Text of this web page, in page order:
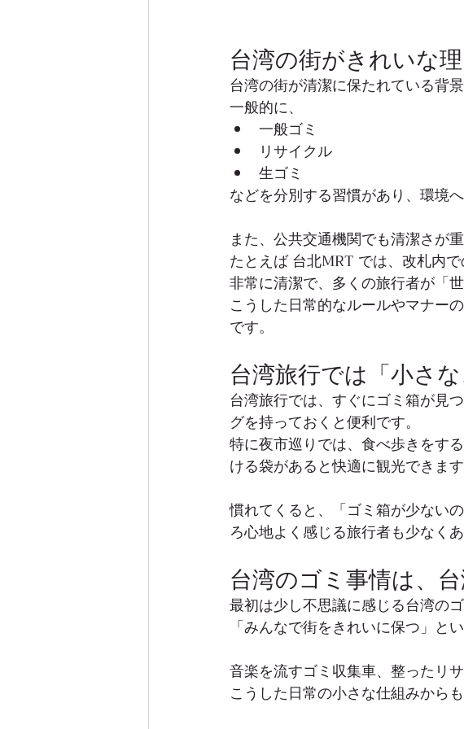
台湾の街がきれいな
台湾の街が清潔に保たれている背
一般的に、
一般ゴミ
リサイクル
生ゴミ
などを分別する習慣があり、環境
また、公共交通機関でも清潔さが
たとえば 台北MRT では、改札内
非常に清潔で、多くの旅行者が「
こうした日常的なルールやマナー
です。
台湾旅行では「小さ
台湾旅行では、すぐにゴミ箱が見
グを持っておくと便利です。
特に夜市巡りでは、食べ歩きをす
ける袋があると快適に観光できます
慣れてくると、「ゴミ箱が少ない
ろ心地よく感じる旅行者も少なくあ
台湾のゴミ事情は、
最初は少し不思議に感じる台湾の
「みんなで街をきれいに保つ」と
音楽を流すゴミ収集車、整ったリ
こうした日常の小さな仕組みから